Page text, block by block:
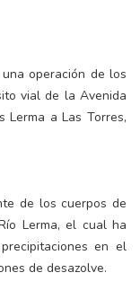
operación de los
vial de la Avenida
Lerma a Las Torres,
de los cuerpos de
Lerma, el cual ha
en el
de desazolve.